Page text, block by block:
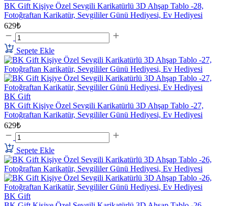
BK Gift Kişiye Özel Sevgili Karikatürlü 3D Ahşap Tablo -28,
Fotoğraftan Karikatür, Sevgililer Günü Hediyesi, Ev Hediyesi
629₺
Sepete Ekle
BK Gift
BK Gift Kişiye Özel Sevgili Karikatürlü 3D Ahşap Tablo -27,
Fotoğraftan Karikatür, Sevgililer Günü Hediyesi, Ev Hediyesi
629₺
Sepete Ekle
BK Gift